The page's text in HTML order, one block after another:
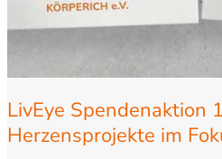
LivEye Spendenaktion
Herzensprojekte im